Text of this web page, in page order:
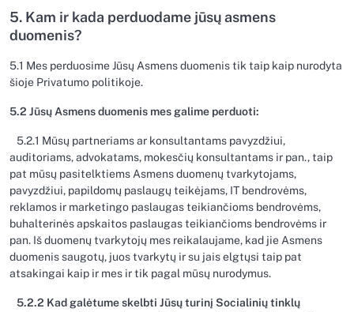
5. Kam ir kada perduodame jūsų asmens
duomenis?
5.1 Mes perduosime Jūsų Asmens duomenis tik taip kaip nurodyta
šioje Privatumo politikoje.
5.2 Jūsų Asmens duomenis mes galime perduoti:
5.2.1 Mūsų partneriams ar konsultantams pavyzdžiui,
auditoriams, advokatams, mokesčių konsultantams ir pan., taip
pat mūsų pasitelktiems Asmens duomenų tvarkytojams,
pavyzdžiui, papildomų paslaugų teikėjams, IT bendrovėms,
reklamos ir marketingo paslaugas teikiančioms bendrovėms,
buhalterinės apskaitos paslaugas teikiančioms bendrovėms ir
pan. Iš duomenų tvarkytojų mes reikalaujame, kad jie Asmens
duomenis saugotų, juos tvarkytų ir su jais elgtųsi taip pat
atsakingai kaip ir mes ir tik pagal mūsų nurodymus.
5.2.2 Kad galėtume skelbti Jūsų turinį Socialinių tinklų